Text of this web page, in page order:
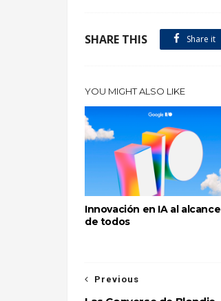
SHARE THIS Share it
YOU MIGHT ALSO LIKE
Innovación en IA al alcance
de todos
Previous